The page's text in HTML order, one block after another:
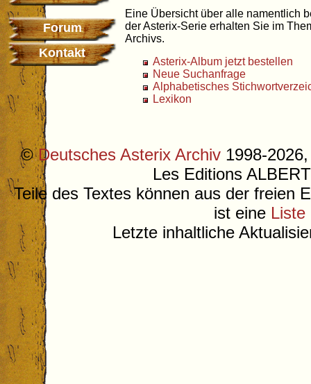
Forum
Kontakt
Eine Übersicht über alle namentlich
der Asterix-Serie erhalten Sie im
Archivs.
Asterix-Album jetzt bestellen
Neue Suchanfrage
Alphabetisches
Lexikon
©Deutsches Asterix Archiv 1998-
Les Editions
Teile des Textes können aus der freien
ist eine Liste
Letzte inhaltliche